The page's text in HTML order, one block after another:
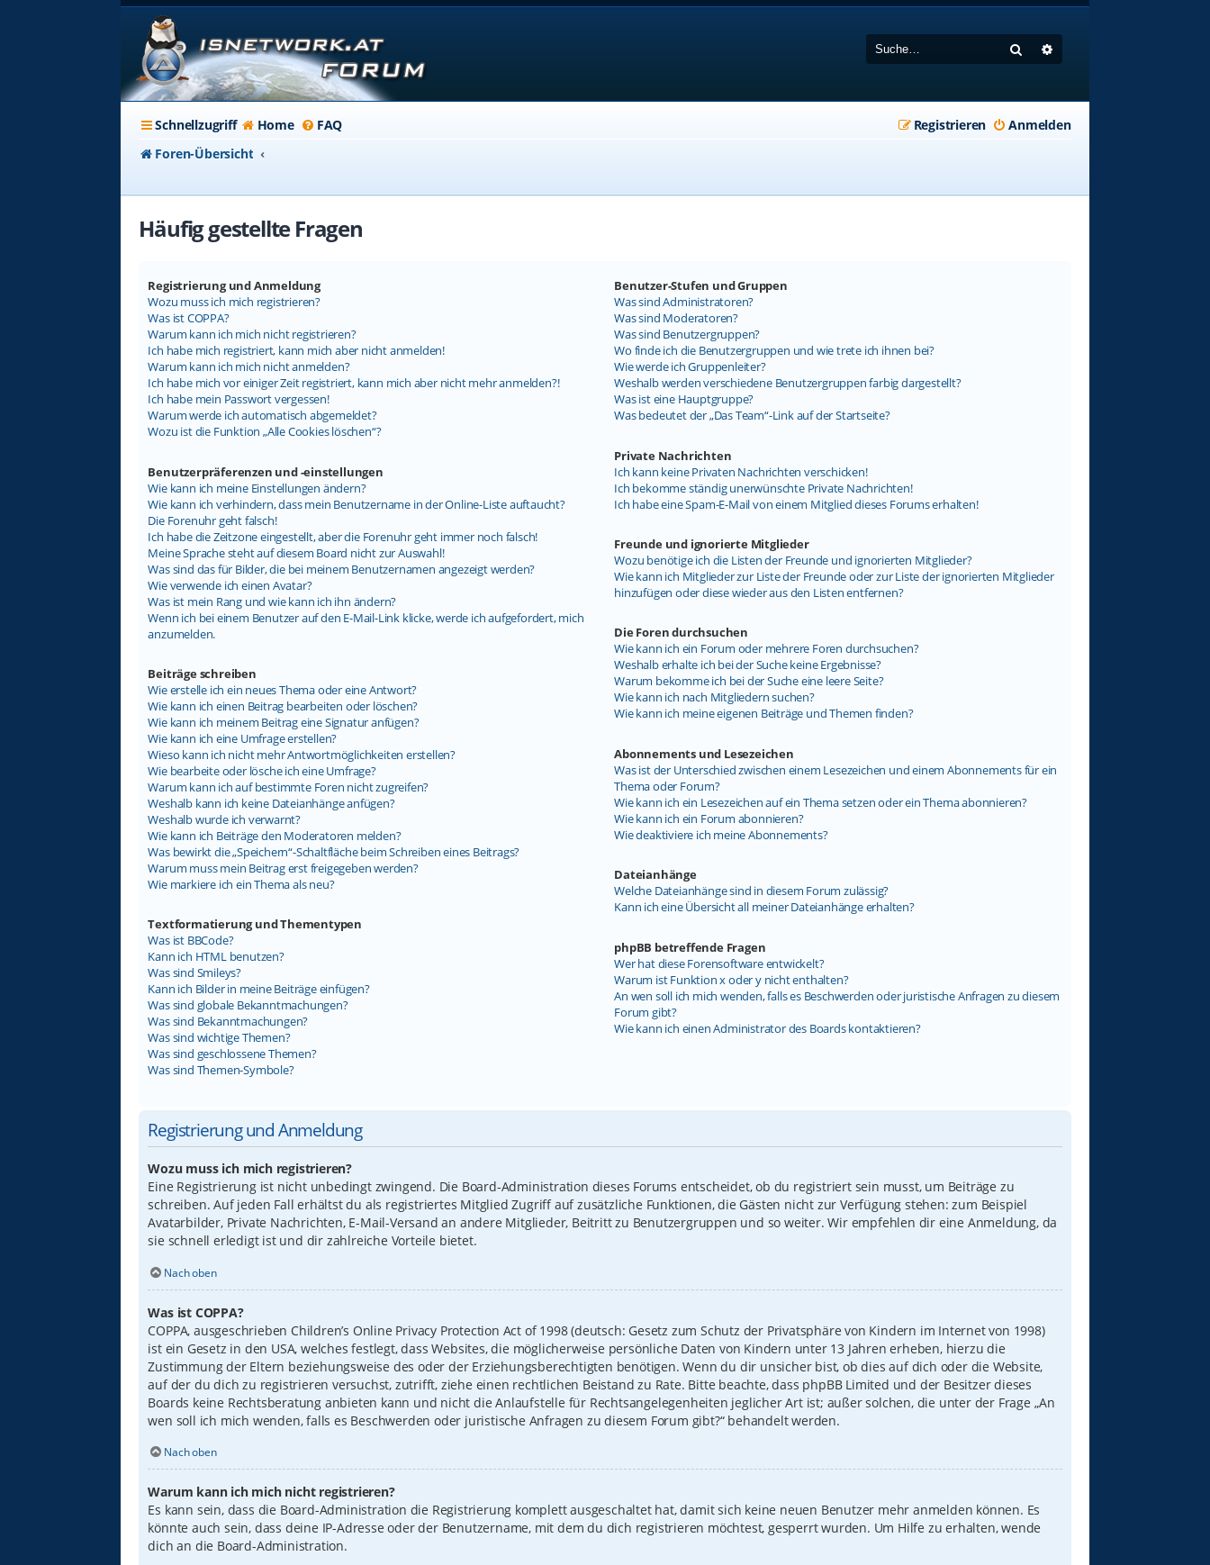
Suche
Schnellzugriff Home FAQ Anmelden
Registrieren
Foren-Übersicht
Häufig gestellte Fragen
Registrierung und Anmeldung
Wozu muss ich mich registrieren?
Was ist COPPA?
Warum kann ich mich nicht registrieren?
Ich habe mich registriert, kann mich aber nicht anmelden!
Warum kann ich mich nicht anmelden?
Ich habe mich vor einiger Zeit registriert, kann mich aber nicht mehr anmelden?!
Ich habe mein Passwort vergessen!
Warum werde ich automatisch abgemeldet?
Wozu ist die Funktion „Alle Cookies löschen“?
Benutzerpräferenzen und -einstellungen
Wie kann ich meine Einstellungen ändern?
Wie kann ich verhindern, dass mein Benutzername in der Online-Liste auftaucht?
Die Forenuhr geht falsch!
Ich habe die Zeitzone eingestellt, aber die Forenuhr geht immer noch falsch!
Meine Sprache steht auf diesem Board nicht zur Auswahl!
Was sind das für Bilder, die bei meinem Benutzernamen angezeigt werden?
Wie verwende ich einen Avatar?
Was ist mein Rang und wie kann ich ihn ändern?
Wenn ich bei einem Benutzer auf den E-Mail-Link klicke, werde ich aufgefordert, mich
anzumelden.
Beiträge schreiben
Wie erstelle ich ein neues Thema oder eine Antwort?
Wie kann ich einen Beitrag bearbeiten oder löschen?
Wie kann ich meinem Beitrag eine Signatur anfügen?
Wie kann ich eine Umfrage erstellen?
Wieso kann ich nicht mehr Antwortmöglichkeiten erstellen?
Wie bearbeite oder lösche ich eine Umfrage?
Warum kann ich auf bestimmte Foren nicht zugreifen?
Weshalb kann ich keine Dateianhänge anfügen?
Weshalb wurde ich verwarnt?
Wie kann ich Beiträge den Moderatoren melden?
Was bewirkt die „Speichern“-Schaltfläche beim Schreiben eines Beitrags?
Warum muss mein Beitrag erst freigegeben werden?
Wie markiere ich ein Thema als neu?
Textformatierung und Thementypen
Was ist BBCode?
Kann ich HTML benutzen?
Was sind Smileys?
Kann ich Bilder in meine Beiträge einfügen?
Was sind globale Bekanntmachungen?
Was sind Bekanntmachungen?
Was sind wichtige Themen?
Was sind geschlossene Themen?
Was sind Themen-Symbole?
Benutzer-Stufen und Gruppen
Was sind Administratoren?
Was sind Moderatoren?
Was sind Benutzergruppen?
Wo finde ich die Benutzergruppen und wie trete ich ihnen bei?
Wie werde ich Gruppenleiter?
Weshalb werden verschiedene Benutzergruppen farbig dargestellt?
Was ist eine Hauptgruppe?
Was bedeutet der „Das Team“-Link auf der Startseite?
Private Nachrichten
Ich kann keine Privaten Nachrichten verschicken!
Ich bekomme ständig unerwünschte Private Nachrichten!
Ich habe eine Spam-E-Mail von einem Mitglied dieses Forums erhalten!
Freunde und ignorierte Mitglieder
Wozu benötige ich die Listen der Freunde und ignorierten Mitglieder?
Wie kann ich Mitglieder zur Liste der Freunde oder zur Liste der ignorierten Mitglieder
hinzufügen oder diese wieder aus den Listen entfernen?
Die Foren durchsuchen
Wie kann ich ein Forum oder mehrere Foren durchsuchen?
Weshalb erhalte ich bei der Suche keine Ergebnisse?
Warum bekomme ich bei der Suche eine leere Seite?
Wie kann ich nach Mitgliedern suchen?
Wie kann ich meine eigenen Beiträge und Themen finden?
Abonnements und Lesezeichen
Was ist der Unterschied zwischen einem Lesezeichen und einem Abonnements für ein
Thema oder Forum?
Wie kann ich ein Lesezeichen auf ein Thema setzen oder ein Thema abonnieren?
Wie kann ich ein Forum abonnieren?
Wie deaktiviere ich meine Abonnements?
Dateianhänge
Welche Dateianhänge sind in diesem Forum zulässig?
Kann ich eine Übersicht all meiner Dateianhänge erhalten?
phpBB betreffende Fragen
Wer hat diese Forensoftware entwickelt?
Warum ist Funktion x oder y nicht enthalten?
An wen soll ich mich wenden, falls es Beschwerden oder juristische Anfragen zu diesem
Forum gibt?
Wie kann ich einen Administrator des Boards kontaktieren?
Registrierung und Anmeldung
Wozu muss ich mich registrieren?
Eine Registrierung ist nicht unbedingt zwingend. Die Board-Administration dieses Forums entscheidet, ob du registriert sein musst, um Beiträge zu
schreiben. Auf jeden Fall erhältst du als registriertes Mitglied Zugriff auf zusätzliche Funktionen, die Gästen nicht zur Verfügung stehen: zum Beispiel
Avatarbilder, Private Nachrichten, E-Mail-Versand an andere Mitglieder, Beitritt zu Benutzergruppen und so weiter. Wir empfehlen dir eine Anmeldung, da
sie schnell erledigt ist und dir zahlreiche Vorteile bietet.
Nach oben
Was ist COPPA?
COPPA, ausgeschrieben Children’s Online Privacy Protection Act of 1998 (deutsch: Gesetz zum Schutz der Privatsphäre von Kindern im Internet von 1998)
ist ein Gesetz in den USA, welches festlegt, dass Websites, die möglicherweise persönliche Daten von Kindern unter 13 Jahren erheben, hierzu die
Zustimmung der Eltern beziehungsweise des oder der Erziehungsberechtigten benötigen. Wenn du dir unsicher bist, ob dies auf dich oder die Website,
auf der du dich zu registrieren versuchst, zutrifft, ziehe einen rechtlichen Beistand zu Rate. Bitte beachte, dass phpBB Limited und der Besitzer dieses
Boards keine Rechtsberatung anbieten kann und nicht die Anlaufstelle für Rechtsangelegenheiten jeglicher Art ist; außer solchen, die unter der Frage „An
wen soll ich mich wenden, falls es Beschwerden oder juristische Anfragen zu diesem Forum gibt?“ behandelt werden.
Nach oben
Warum kann ich mich nicht registrieren?
Es kann sein, dass die Board-Administration die Registrierung komplett ausgeschaltet hat, damit sich keine neuen Benutzer mehr anmelden können. Es
könnte auch sein, dass deine IP-Adresse oder der Benutzername, mit dem du dich registrieren möchtest, gesperrt wurden. Um Hilfe zu erhalten, wende
dich an die Board-Administration.